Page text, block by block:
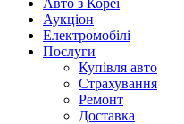
Авто з Кореї
Аукціон
Електромобілі
Послуги
Купівля авто
Страхування
Ремонт
Доставка